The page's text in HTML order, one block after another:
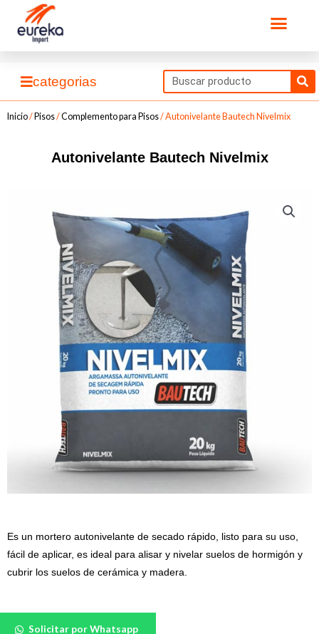
contenido
categorias
Inicio/ Pisos/Complemento para Pisos/ Autonivelante Bautech Nivelmix
Autonivelante Bautech Nivelmix
Es un mortero autonivelante de secado rápido, listo para su uso,
fácil de aplicar, es ideal para alisar y nivelar suelos de hormigón y
cubrir los suelos de cerámica y madera.
Solicitar por Whatsapp